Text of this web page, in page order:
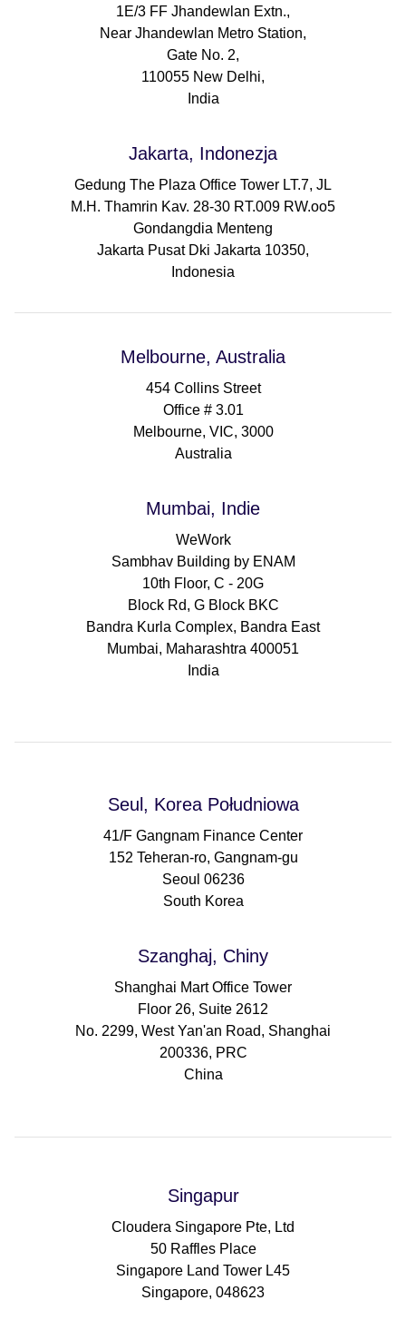
1E/3 FF Jhandewlan Extn.,
Near Jhandewlan Metro Station,
Gate No. 2,
110055 New Delhi,
India
Jakarta, Indonezja
Gedung The Plaza Office Tower LT.7, JL
M.H. Thamrin Kav. 28-30 RT.009 RW.oo5
Gondangdia Menteng
Jakarta Pusat Dki Jakarta 10350,
Indonesia
Melbourne, Australia
454 Collins Street
Office # 3.01
Melbourne, VIC, 3000
Australia
Mumbai, Indie
WeWork
Sambhav Building by ENAM
10th Floor, C - 20G
Block Rd, G Block BKC
Bandra Kurla Complex, Bandra East
Mumbai, Maharashtra 400051
India
Seul, Korea Południowa
41/F Gangnam Finance Center
152 Teheran-ro, Gangnam-gu
Seoul 06236
South Korea
Szanghaj, Chiny
Shanghai Mart Office Tower
Floor 26, Suite 2612
No. 2299, West Yan'an Road, Shanghai
200336, PRC
China
Singapur
Cloudera Singapore Pte, Ltd
50 Raffles Place
Singapore Land Tower L45
Singapore, 048623